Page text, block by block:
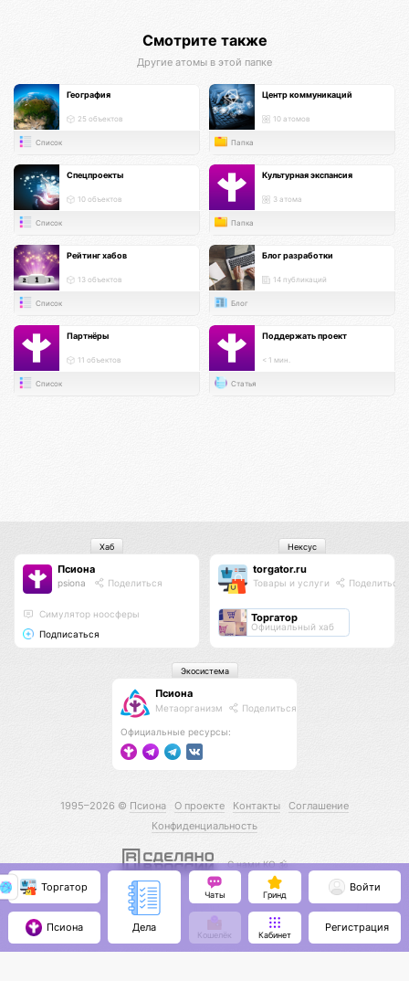
Смотрите также
Другие атомы в этой папке
География
25 объектов
Список
Центр коммуникаций
10 атомов
Папка
Спецпроекты
10 объектов
Список
Культурная экспансия
3 атома
Папка
Рейтинг хабов
13 объектов
Список
Блог разработки
14 публикаций
Блог
Партнёры
11 объектов
Список
Поддержать проект
< 1 мин.
Статья
Псиона
psiona Поделиться
Cимулятор ноосферы
Подписаться
Хаб
torgator.ru
Товары и услуги Поделиться
Торгатор
Официальный хаб
Нексус
Псиона
Метаорганизм Поделиться
Официальные ресурсы:
Экосистема
1995–2026 © Псиона О проекте Контакты
Соглашение
Конфиденциальность
С нами КО 🕉️
Торгатор
Псиона Дела
Чаты Гринд
Кошелёк Кабинет
Войти
Регистрация